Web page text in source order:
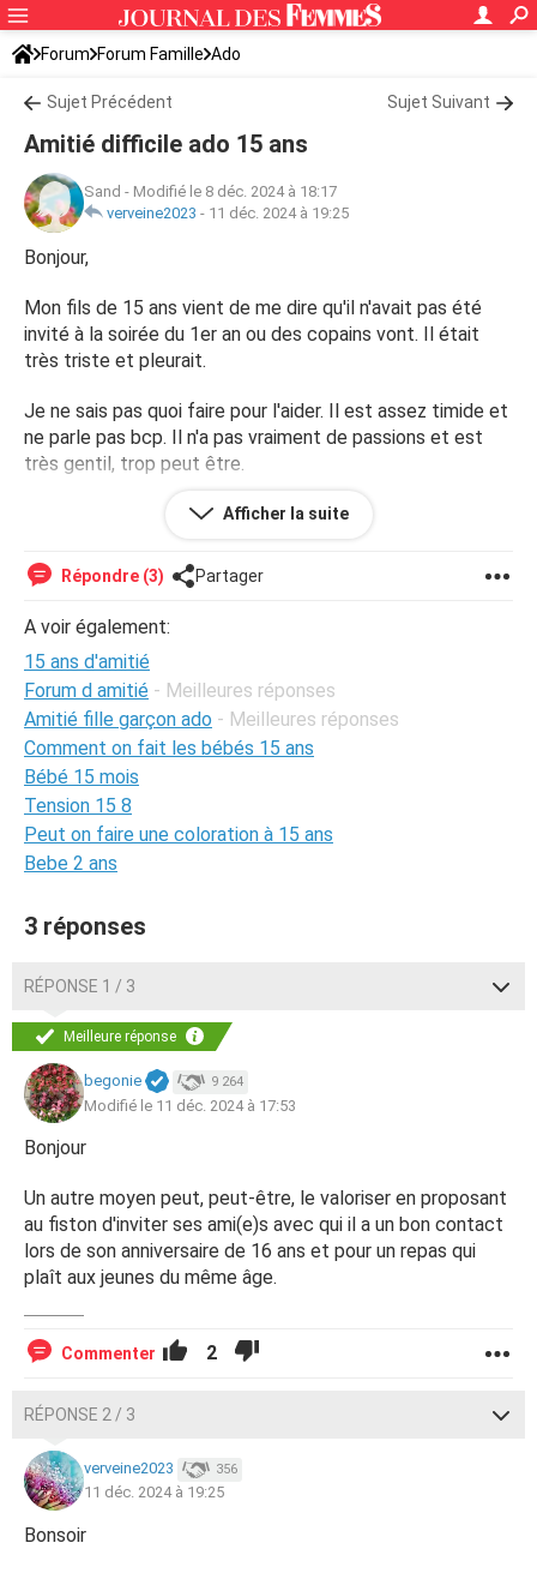
Forum Forum Famille Ado
Sujet Précédent Sujet Suivant
Amitié difficile ado 15 ans
Sand - Modifié le 8 déc. 2024 à 18:17
verveine2023 - 11 déc. 2024 à 19:25
Bonjour,
Mon fils de 15 ans vient de me dire qu'il n'avait pas été
invité à la soirée du 1er an ou des copains vont. Il était
très triste et pleurait.
Je ne sais pas quoi faire pour l'aider. Il est assez timide et
ne parle pas bcp. Il n'a pas vraiment de passions et est
très gentil, trop peut être.
Il fait du sport collectif et ne se retrouve jamais seul au
les copains dont il me parle sont vraiment des copains.
Je m'inquiète bcp pour lui.
Merci pour pour vos réponses et vos conseils.
Sand
Afficher la suite
Répondre (3) Partager
A voir également:
15 ans d'amitié
Forum d amitié - Meilleures réponses
Amitié fille garçon ado - Meilleures réponses
Comment on fait les bébés 15 ans
Bébé 15 mois
Tension 15 8
Peut on faire une coloration à 15 ans
Bebe 2 ans
3 réponses
RÉPONSE 1 / 3
Meilleure réponse
begonie 9 264
Modifié le 11 déc. 2024 à 17:53
Bonjour
Un autre moyen peut, peut-être, le valoriser en proposant
au fiston d'inviter ses ami(e)s avec qui il a un bon contact
lors de son anniversaire de 16 ans et pour un repas qui
plaît aux jeunes du même âge.
Commenter 2
RÉPONSE 2 / 3
verveine2023 356
11 déc. 2024 à 19:25
Bonsoir